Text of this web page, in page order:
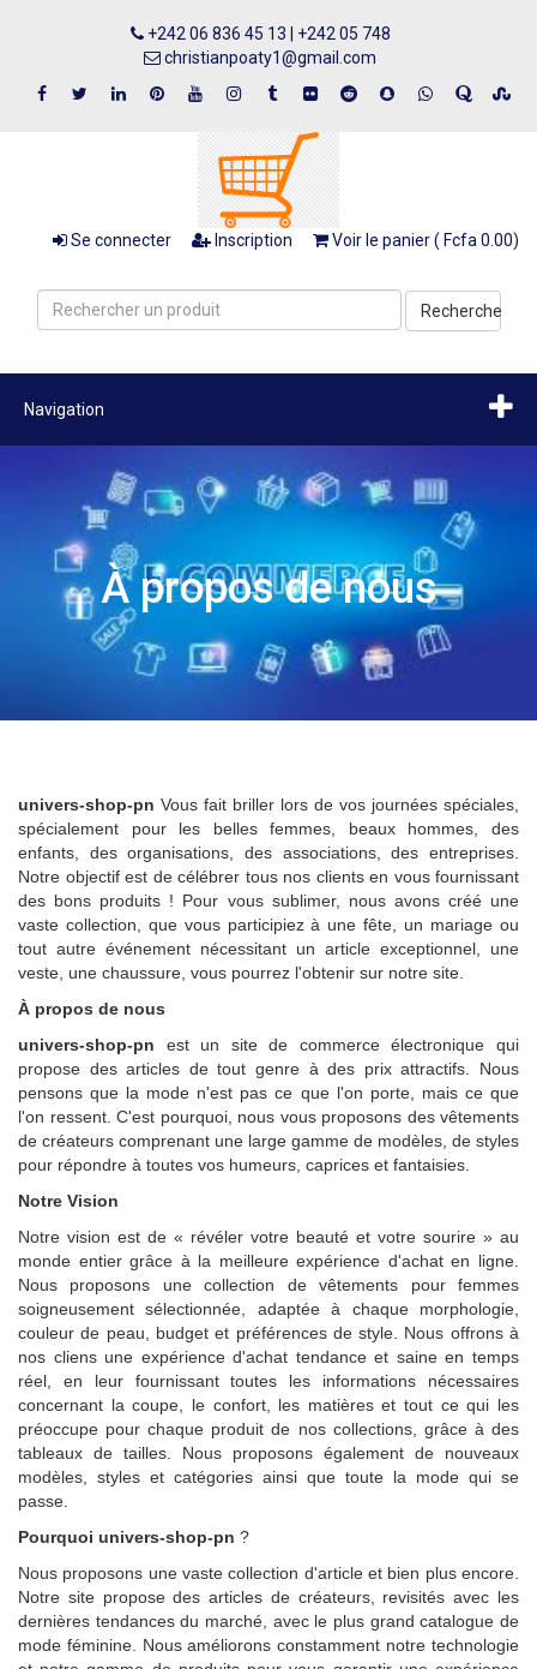
+242 06 836 45 13 | +242 05 748
christianpoaty1@gmail.com
Se connecter Inscription Voir le panier ( Fcfa 0.00)
Recherche
Navigation
À propos de nous
univers-shop-pn Vous fait briller lors de vos journées spéciales,
spécialement pour les belles femmes, beaux hommes, des
enfants, des organisations, des associations, des entreprises.
Notre objectif est de célébrer tous nos clients en vous fournissant
des bons produits ! Pour vous sublimer, nous avons créé une
vaste collection, que vous participiez à une fête, un mariage ou
tout autre événement nécessitant un article exceptionnel, une
veste, une chaussure, vous pourrez l'obtenir sur notre site.
À propos de nous
univers-shop-pn est un site de commerce électronique qui
propose des articles de tout genre à des prix attractifs. Nous
pensons que la mode n'est pas ce que l'on porte, mais ce que
l'on ressent. C'est pourquoi, nous vous proposons des vêtements
de créateurs comprenant une large gamme de modèles, de styles
pour répondre à toutes vos humeurs, caprices et fantaisies.
Notre Vision
Notre vision est de « révéler votre beauté et votre sourire » au
monde entier grâce à la meilleure expérience d'achat en ligne.
Nous proposons une collection de vêtements pour femmes
soigneusement sélectionnée, adaptée à chaque morphologie,
couleur de peau, budget et préférences de style. Nous offrons à
nos cliens une expérience d'achat tendance et saine en temps
réel, en leur fournissant toutes les informations nécessaires
concernant la coupe, le confort, les matières et tout ce qui les
préoccupe pour chaque produit de nos collections, grâce à des
tableaux de tailles. Nous proposons également de nouveaux
modèles, styles et catégories ainsi que toute la mode qui se
passe.
Pourquoi univers-shop-pn ?
Nous proposons une vaste collection d'article et bien plus encore.
Notre site propose des articles de créateurs, revisités avec les
dernières tendances du marché, avec le plus grand catalogue de
mode féminine. Nous améliorons constamment notre technologie